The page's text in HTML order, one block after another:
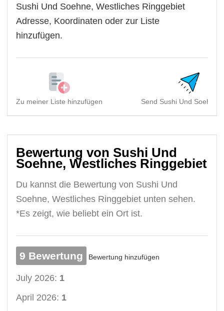
Sushi Und Soehne, Westliches Ringgebiet
Adresse, Koordinaten oder zur Liste
hinzufügen.
Zu meiner Liste hinzufügen Send Sushi Und Soehne,
Bewertung von Sushi Und
Soehne, Westliches Ringgebiet
Du kannst die Bewertung von Sushi Und
Soehne, Westliches Ringgebiet unten sehen.
*Es zeigt, wie beliebt ein Ort ist.
9 Bewertung Bewertung hinzufügen
July 2026: 1
April 2026: 1